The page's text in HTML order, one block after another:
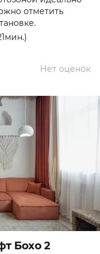
отметить
Нет оценок
Бохо 2